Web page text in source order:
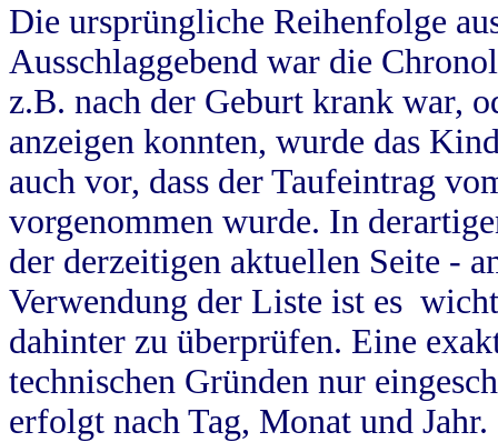
Die ursprüngliche Reihenfolge
Ausschlaggebend war die
z.B. nach der Geburt krank war,
anzeigen konnten, wurde das
auch vor, dass der Taufeintrag
vorgenommen wurde. In
der derzeitigen aktuellen Seite -
Verwendung der Liste ist es
dahinter zu überprüfen. Eine
technischen Gründen nur
erfolgt nach Tag, Monat und Jahr.